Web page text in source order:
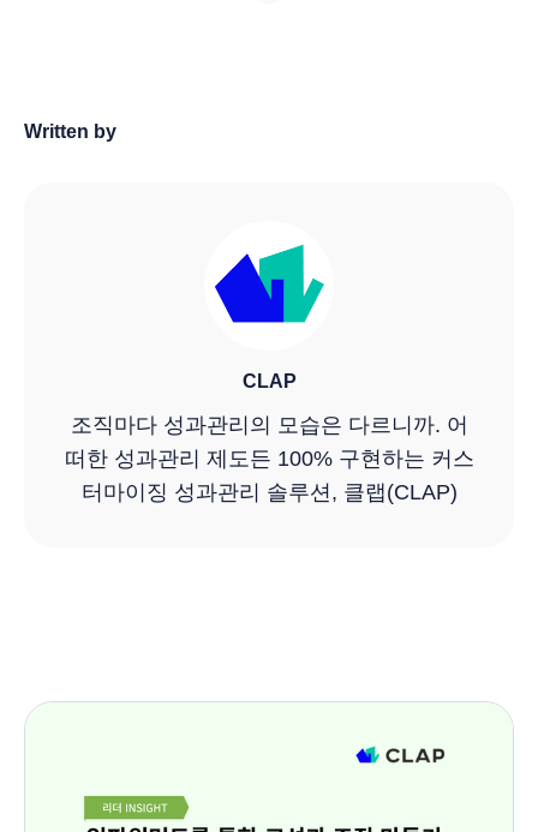
Written by
CLAP
조직마다 성과관리의 모습은 다르니까. 어
떠한 성과관리 제도든 100% 구현하는 커스
터마이징 성과관리 솔루션, 클랩(CLAP)